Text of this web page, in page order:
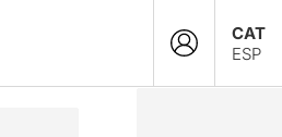
CAT
ESP